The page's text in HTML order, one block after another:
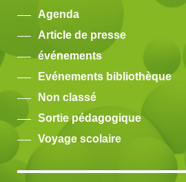
Agenda
Article de presse
événements
Evénements bibliothèque
Non classé
Sortie pédagogique
Voyage scolaire